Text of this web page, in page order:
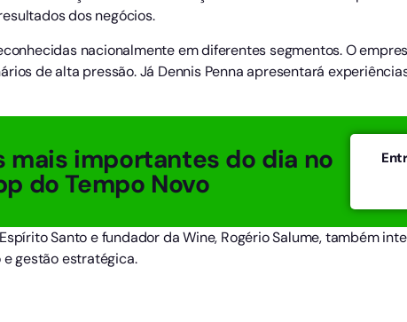
dos negócios.
nacionalmente em diferentes segmentos. O
de alta pressão. Já Dennis Penna apresentará
mais importantes do dia no
do Tempo Novo
Santo e fundador da Wine, Rogério Salume, também
gestão estratégica.